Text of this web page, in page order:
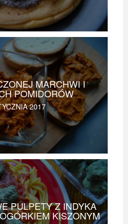
MARCHWI I
POMIDORÓW
2017
PULPETY Z INDYKA
KISZONYM